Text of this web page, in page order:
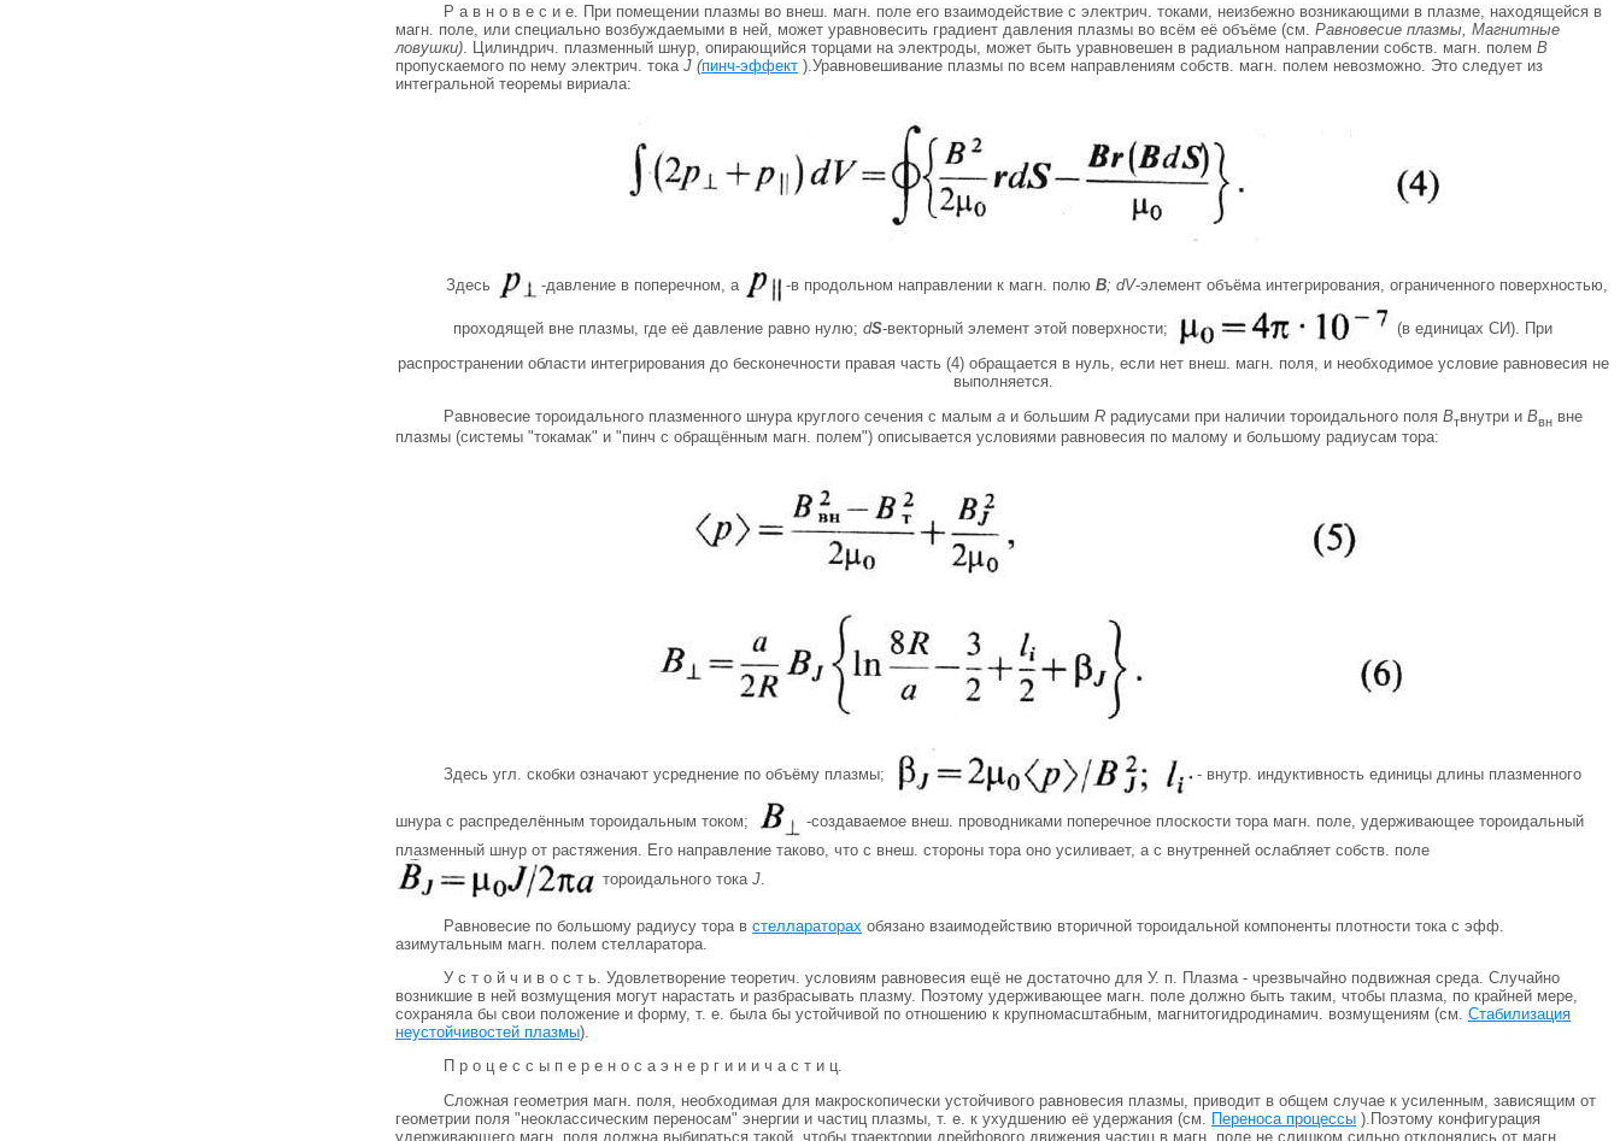
Р а в н о в е с и е. При помещении плазмы во внеш. магн. поле его взаимодействие с электрич. токами, неизбежно возникающими в плазме, находящейся в
магн. поле, или специально возбуждаемыми в ней, может уравновесить градиент давления плазмы во всём её объёме (см. Равновесие плазмы, Магнитные
ловушки) . Цилиндрич. плазменный шнур, опирающийся торцами на электроды, может быть уравновешен в радиальном направлении собств. магн. полем В
пропускаемого по нему электрич. тока J (пинч-эффект ).Уравновешивание плазмы по всем направлениям собств. магн. полем невозможно. Это следует из
интегральной теоремы вириала:
Здесь -давление в поперечном, а -в продольном направлении к магн. полю В; dV-элемент объёма интегрирования, ограниченного поверхностью,
проходящей вне плазмы, где её давление равно нулю; dS-векторный элемент этой поверхности;
(в единицах СИ). При
распространении области интегрирования до бесконечности правая часть (4) обращается в нуль, если нет внеш. магн. поля, и необходимое условие равновесия не
выполняется.
Равновесие тороидального плазменного шнура круглого сечения с малым а и большим R радиусами при наличии тороидального поля Втвнутри и Ввн вне
плазмы (системы "токамак" и "пинч с обращённым магн. полем") описывается условиями равновесия по малому и большому радиусам тора:
Здесь угл. скобки означают усреднение по объёму плазмы; - внутр. индуктивность единицы длины плазменного
шнура с распределённым тороидальным током;
-создаваемое внеш. проводниками поперечное плоскости тора магн. поле, удерживающее тороидальный
плазменный шнур от растяжения. Его направление таково, что с внеш. стороны тора оно усиливает, а с внутренней ослабляет собств. поле
тороидального тока J
Равновесие по большому радиусу тора в стеллараторах обязано взаимодействию вторичной тороидальной компоненты плотности тока с эфф.
азимутальным магн. полем стелларатора.
У с т о й ч и в о с т ь. Удовлетворение теоретич. условиям равновесия ещё не достаточно для У. п. Плазма - чрезвычайно подвижная среда. Случайно
возникшие в ней возмущения могут нарастать и разбрасывать плазму. Поэтому удерживающее магн. поле должно быть таким, чтобы плазма, по крайней мере,
сохраняла бы свои положение и форму, т. е. была бы устойчивой по отношению к крупномасштабным, магнитогидродинамич. возмущениям (см. Стабилизация
неустойчивостей плазмы).
П р о ц е с с ы п е р е н о с а э н е р г и и и ч а с т и ц.
Сложная геометрия магн. поля, необходимая для макроскопически устойчивого равновесия плазмы, приводит в общем случае к усиленным, зависящим от
геометрии поля "неоклассическим переносам" энергии и частиц плазмы, т. е. к ухудшению её удержания (см. Переноса процессы ).Поэтому конфигурация
удерживающего магн. поля должна выбираться такой, чтобы траектории дрейфового движения частиц в магн. поле не слишком сильно отклонялись от магн.